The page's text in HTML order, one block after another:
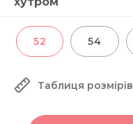
52 54
Таблиця розмірів